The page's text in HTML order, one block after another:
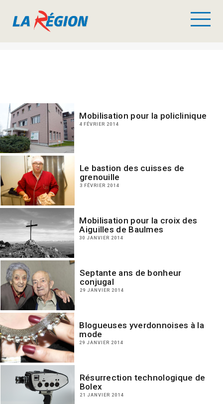
Mobilisation pour la policlinique
4 FÉVRIER 2014
Le bastion des cuisses de
grenouille
3 FÉVRIER 2014
Mobilisation pour la croix des
Aiguilles de Baulmes
30 JANVIER 2014
Septante ans de bonheur
conjugal
29 JANVIER 2014
Blogueuses yverdonnoises à la
mode
29 JANVIER 2014
Résurrection technologique de
Bolex
21 JANVIER 2014